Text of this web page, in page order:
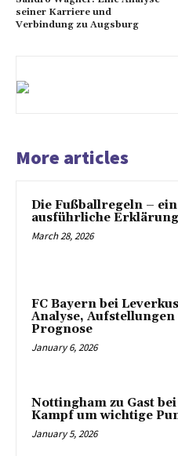
seiner Karriere und
Verbindung zu Augsburg
More articles
Die Fußballregeln –
ausführliche Erklärung
March 28, 2026
FC Bayern bei
Analyse, Aufstellungen
Prognose
January 6, 2026
Nottingham zu Gast
Kampf um wichtige
January 5, 2026